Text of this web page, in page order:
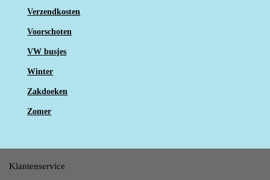
Verzendkosten
Voorschoten
VW busjes
Winter
Zakdoeken
Zomer
Klantenservice